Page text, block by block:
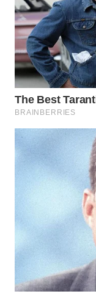
WN
TAPANULI
UTARA
WN
SAMOSIR
WN
PADANG
WN
KEPULAUAN